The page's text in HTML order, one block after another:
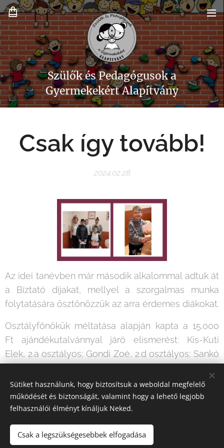
Szülők és Pedagógusok a
Gyermekekért Alapítvány
Csak így tovább!
2024.02.28
Az idei tanévben már második alkalommal adtuk át
a Bíztató díjakat, mellyel a szorgalmas munka
folytatására ösztönözzük az arra érdemes diákokat.
Osztályfőnökük méltatása alapján kapta a 15.000
Ft ajándékutalvánnyal járó elismerést: Kis-Kuti
Elek, 2.a osztályos; Gondi Zoé, 2.d osztályos; Sankó
Gratulálunk!
© 2020. "Szülők és Pedagógusok a Gyermekekért" Alapítvány.
Sütiket használunk, hogy biztosítsuk a weboldal megfelelő
működését és biztonságát, valamint hogy a lehető legjobb
felhasználói élményt kínáljuk Neked.
Csak a legszükségesebbek elfogadása